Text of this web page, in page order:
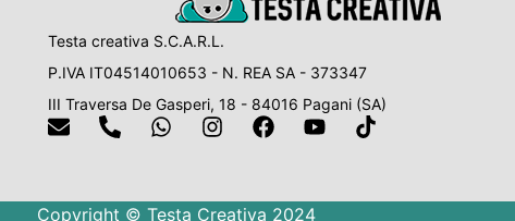
Testa creativa S.C.A.R.L.
P.IVA IT04514010653 - N. REA SA - 373347
III Traversa De Gasperi, 18 - 84016 Pagani (SA)
Copyright © Testa Creativa 2024